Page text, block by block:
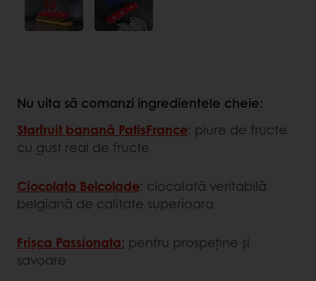
Nu uita să comanzi ingredientele cheie:
Starfruit banană PatisFrance: piure de fructe
cu gust real de fructe
Ciocolata Belcolade: ciocolată veritabilă
belgiană de calitate superioara
Frișca Passionata: pentru prospeține și
savoare